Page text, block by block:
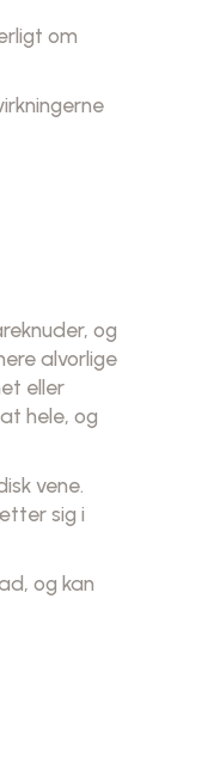
om
og
alvorlige
eller
hele, og
vene.
sig i
og kan